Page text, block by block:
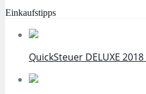
Einkaufstipps
QuickSteuer DELUXE